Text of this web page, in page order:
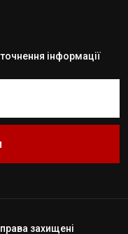
інформації
захищені